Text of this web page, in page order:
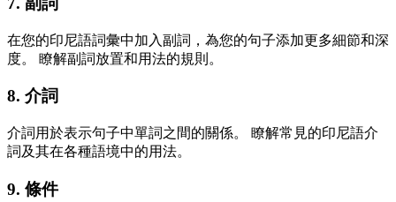
在您的印尼語詞彙中加入副詞，為您的句子添加更多細節和深
度。 瞭解副詞放置和用法的規則。
8. 介詞
介詞用於表示句子中單詞之間的關係。 瞭解常見的印尼語介
詞及其在各種語境中的用法。
9. 條件